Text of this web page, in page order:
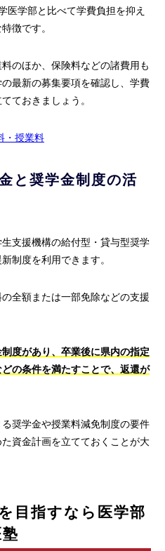
医学部と比べて学費負担を抑え
徴です。
のほか、保険料などの諸費用も
最新の募集要項を確認し、学費
ておきましょう。
・授業料
と奨学金制度の活
支援機構の給付型・貸与型奨学
制度を利用できます。
全額または一部免除などの支援
度があり、卒業後に県内の指定
の条件を満たすことで、返還が
奨学金や授業料減免制度の要件
資金計画を立てておくことが大
目指すなら医学部